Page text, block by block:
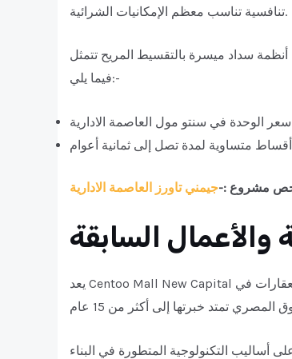
تنافسية تناسب معظم الإمكانيات الشرائية.
سداد ميسرة بالتقسيط المريح تتمثل
فيما يلي:-
مشروع :-
والأعمال السابقة
يعد Centoo Mall New Capital من تنفيذ شركة البروج للاستثمار والتطوير العقاري، وهي واحدة من أكبر شركات العقارات في
أساليب التكنولوجية المتطورة في البناء